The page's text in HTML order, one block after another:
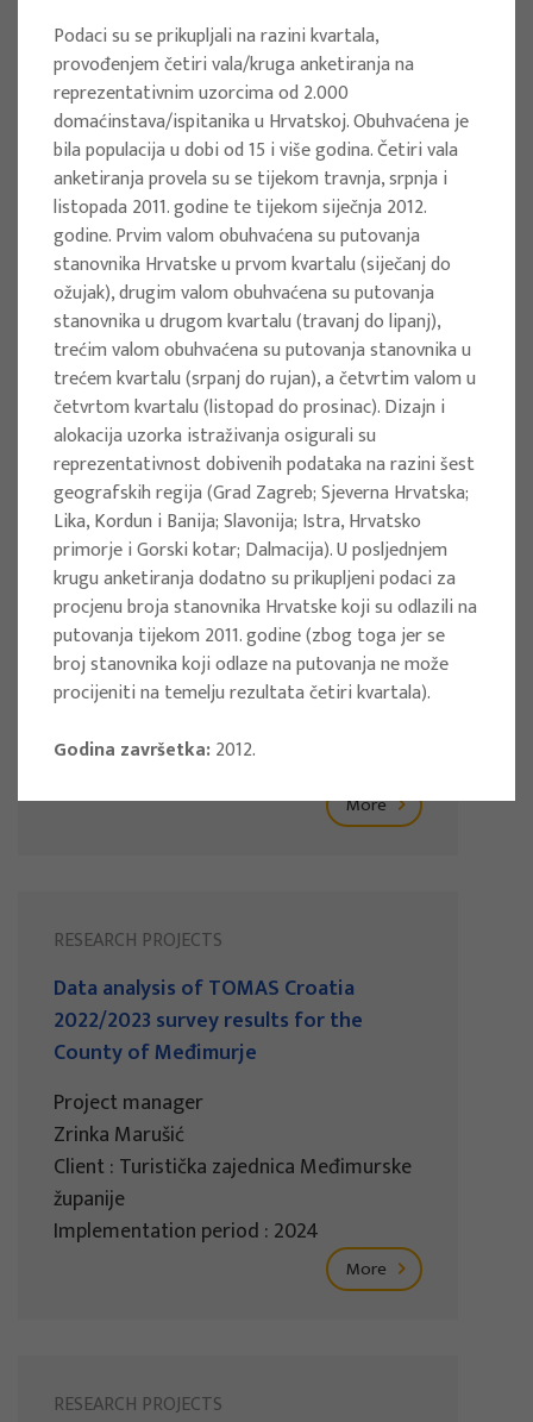
RESEARCH PROJECTS
Action Plan for Tourism Development
in the Dalmatinska zagora - splitsko
zaleđe
Project manager
Snježana Boranić Živoder
Client : Turistička zajednica Splitsko-
dalmatinske županije
Implementation period : 2024
More
RESEARCH PROJECTS
SWOT Analysis for HERIT ADAPT Pilot
Sites
Project manager
Izidora Marković Vukadin
Client : Dubrovačka razvojna agencija
DURA
Implementation period : 2024
More
RESEARCH PROJECTS
Data analysis of TOMAS Croatia
2022/2023 survey results for the
County of Međimurje
Project manager
Zrinka Marušić
Client : Turistička zajednica Međimurske
županije
Implementation period : 2024
More
RESEARCH PROJECTS
Podaci su se prikupljali na razini kvartala,
provođenjem četiri vala/kruga anketiranja na
reprezentativnim uzorcima od 2.000
domaćinstava/ispitanika u Hrvatskoj. Obuhvaćena je
bila populacija u dobi od 15 i više godina. Četiri vala
anketiranja provela su se tijekom travnja, srpnja i
listopada 2011. godine te tijekom siječnja 2012.
godine. Prvim valom obuhvaćena su putovanja
stanovnika Hrvatske u prvom kvartalu (siječanj do
ožujak), drugim valom obuhvaćena su putovanja
stanovnika u drugom kvartalu (travanj do lipanj),
trećim valom obuhvaćena su putovanja stanovnika u
trećem kvartalu (srpanj do rujan), a četvrtim valom u
četvrtom kvartalu (listopad do prosinac). Dizajn i
alokacija uzorka istraživanja osigurali su
reprezentativnost dobivenih podataka na razini šest
geografskih regija (Grad Zagreb; Sjeverna Hrvatska;
Lika, Kordun i Banija; Slavonija; Istra, Hrvatsko
primorje i Gorski kotar; Dalmacija). U posljednjem
krugu anketiranja dodatno su prikupljeni podaci za
procjenu broja stanovnika Hrvatske koji su odlazili na
putovanja tijekom 2011. godine (zbog toga jer se
broj stanovnika koji odlaze na putovanja ne može
procijeniti na temelju rezultata četiri kvartala).
Godina završetka:2012.